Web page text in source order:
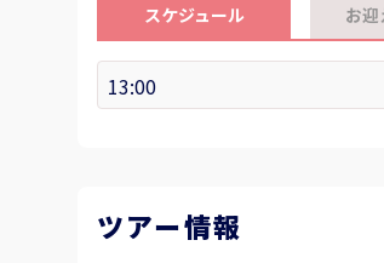
スケジュール お
ツアー情報